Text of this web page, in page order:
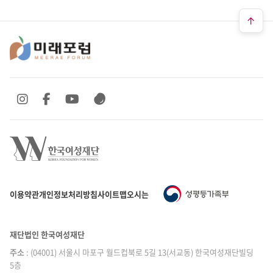
이용약관개인정보처리방침사이트맵오시는 길
SNS 바로가기
SNS 바로가기SNS 바로가기
SNS 바로가기
재단법인 한국여성재단
주소 : (04001) 서울시 마포구 월드컵북로 5길 13(서교동) 한국여성재단빌딩
5층